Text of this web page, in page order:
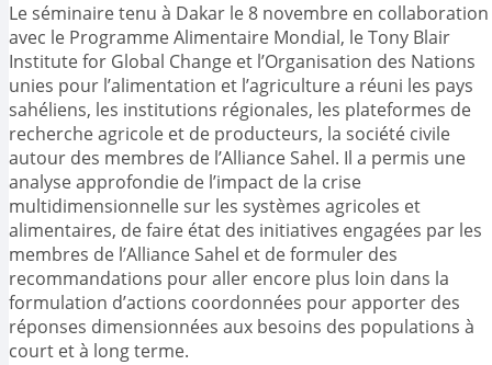
Le séminaire tenu à Dakar le 8 novembre en collaboration
avec le Programme Alimentaire Mondial, le Tony Blair
Institute for Global Change et l’Organisation des Nations
unies pour l’alimentation et l’agriculture a réuni les pays
sahéliens, les institutions régionales, les plateformes de
recherche agricole et de producteurs, la société civile
autour des membres de l’Alliance Sahel. Il a permis une
analyse approfondie de l’impact de la crise
multidimensionnelle sur les systèmes agricoles et
alimentaires, de faire état des initiatives engagées par les
membres de l’Alliance Sahel et de formuler des
recommandations pour aller encore plus loin dans la
formulation d’actions coordonnées pour apporter des
réponses dimensionnées aux besoins des populations à
court et à long terme.